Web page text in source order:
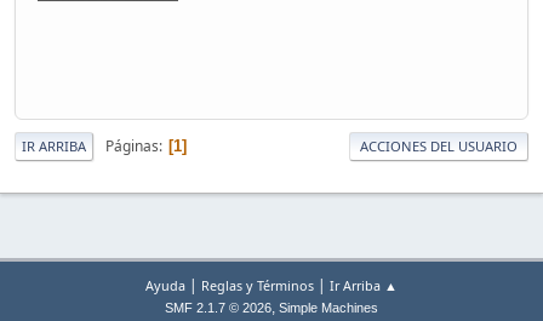
IR ARRIBA Páginas 1 ACCIONES DEL USUARIO
Ayuda | Reglas y Términos | Ir Arriba ▲
SMF 2.1.7 © 2026, Simple Machines